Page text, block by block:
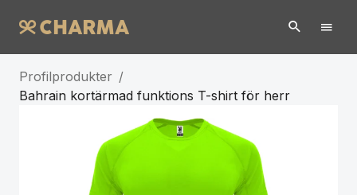
Profilprodukter /
Bahrain kortärmad funktions T-shirt för herr